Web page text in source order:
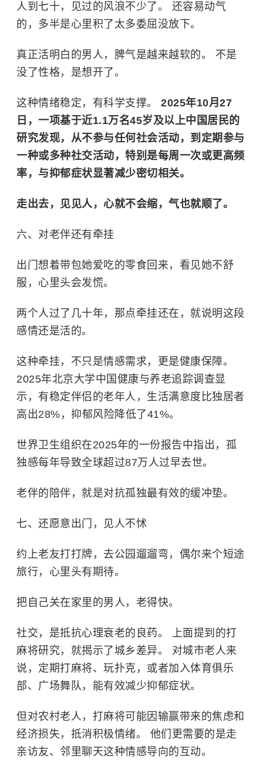
人到七十，见过的风浪不少了。 还容易动气
的，多半是心里积了太多委屈没放下。
真正活明白的男人，脾气是越来越软的。 不是
没了性格，是想开了。
这种情绪稳定，有科学支撑。 2025年10月27
日，一项基于近1.1万名45岁及以上中国居民的
研究发现，从不参与任何社会活动，到定期参与
一种或多种社交活动，特别是每周一次或更高频
率，与抑郁症状显著减少密切相关。
走出去，见见人，心就不会缩，气也就顺了。
六、对老伴还有牵挂
出门想着带包她爱吃的零食回来，看见她不舒
服，心里头会发慌。
两个人过了几十年，那点牵挂还在，就说明这段
感情还是活的。
这种牵挂，不只是情感需求，更是健康保障。
2025年北京大学中国健康与养老追踪调查显
示，有稳定伴侣的老年人，生活满意度比独居者
高出28%，抑郁风险降低了41%。
世界卫生组织在2025年的一份报告中指出，孤
独感每年导致全球超过87万人过早去世。
老伴的陪伴，就是对抗孤独最有效的缓冲垫。
七、还愿意出门，见人不怵
约上老友打打牌，去公园遛遛弯，偶尔来个短途
旅行，心里头有期待。
把自己关在家里的男人，老得快。
社交，是抵抗心理衰老的良药。 上面提到的打
麻将研究，就揭示了城乡差异。 对城市老人来
说，定期打麻将、玩扑克，或者加入体育俱乐
部、广场舞队，能有效减少抑郁症状。
但对农村老人，打麻将可能因输赢带来的焦虑和
经济损失，抵消积极情绪。 他们更需要的是走
亲访友、邻里聊天这种情感导向的互动。